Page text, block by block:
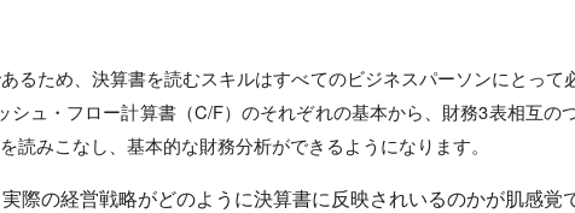
るため、決算書を読むスキルはすべてのビジネスパーソンにとっ
シュ・フロー計算書（C/F）のそれぞれの基本から、財務3表相互
読みこなし、基本的な財務分析ができるようになります。
際の経営戦略がどのように決算書に反映されいるのかが肌感覚